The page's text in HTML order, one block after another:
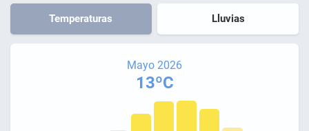
Temperaturas Lluvias
Mayo 2026
13ºC